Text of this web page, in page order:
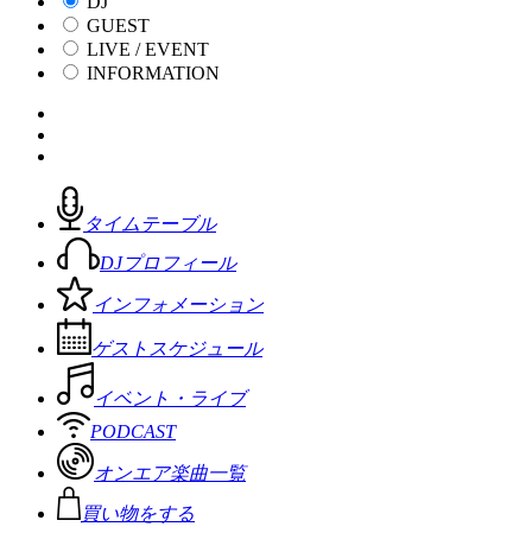
GUEST
LIVE / EVENT
INFORMATION
タイムテーブル
DJプロフィール
インフォメーション
ゲストスケジュール
イベント・ライブ
PODCAST
オンエア楽曲一覧
買い物をする